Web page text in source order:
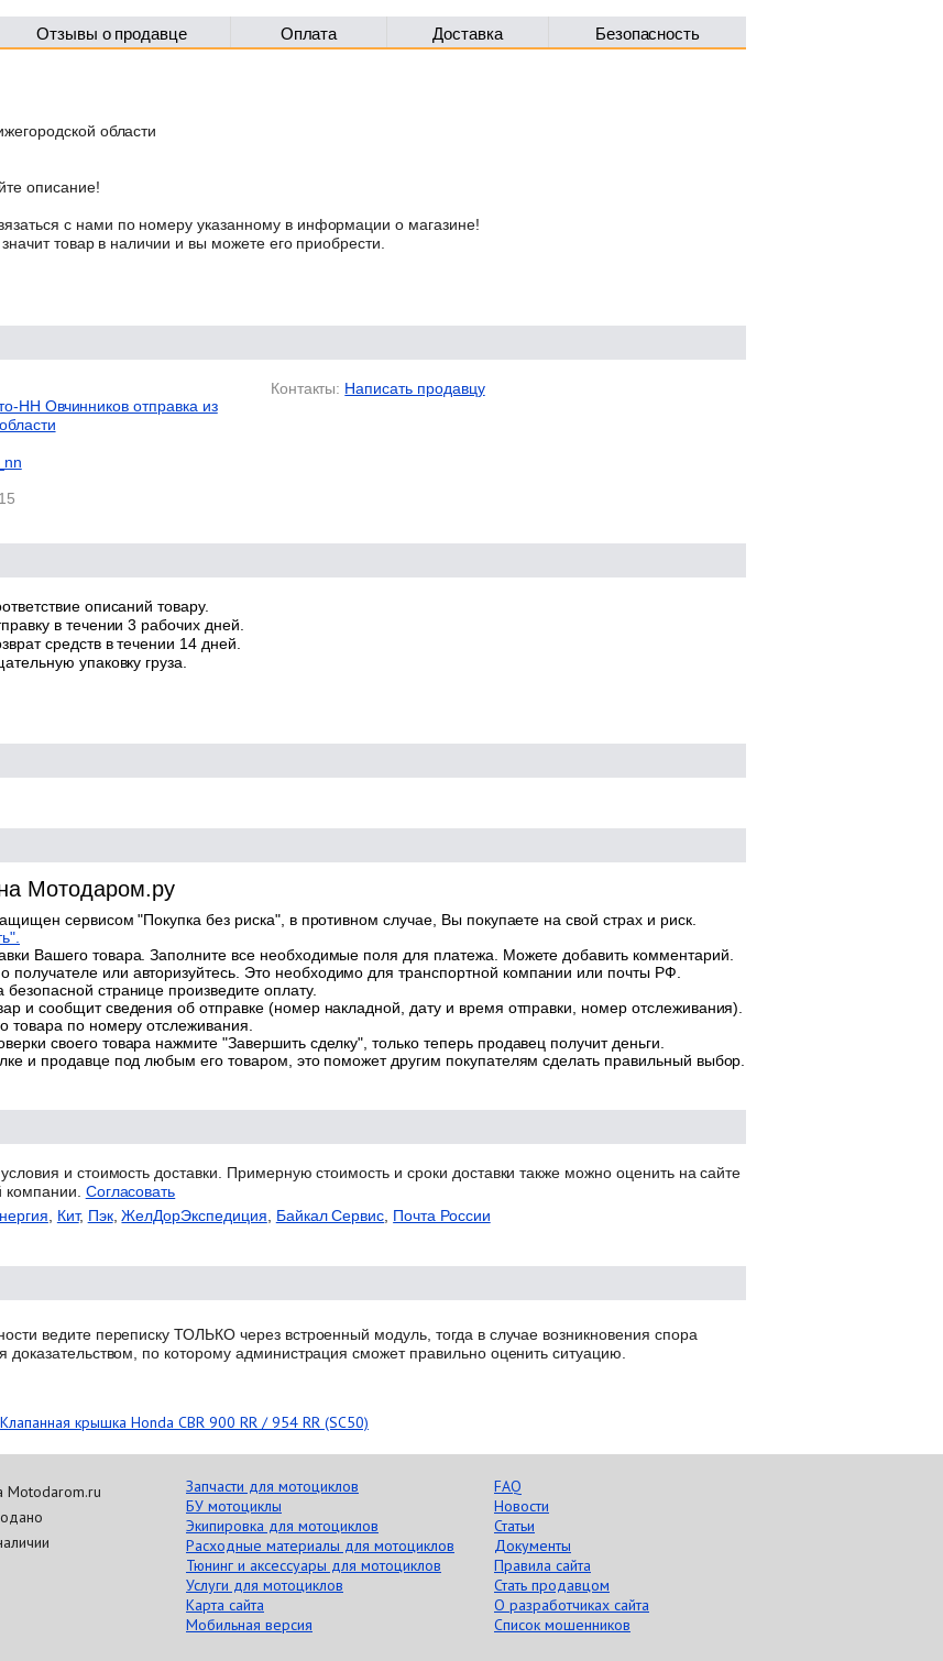
Отзывы о продавце Оплата Доставка Безопасность
области
описание!
с нами по номеру указанному в информации о магазине!
товар в наличии и вы можете его приобрести.
НН Овчинников отправка из
Контакты: Написать продавцу
описаний товару.
в течении 3 рабочих дней.
средств в течении 14 дней.
упаковку груза.
Мотодаром.ру
сервисом "Покупка без риска", в противном случае, Вы покупаете на свой страх и риск.
Вашего товара. Заполните все необходимые поля для платежа. Можете добавить комментарий.
или авторизуйтесь. Это необходимо для транспортной компании или почты РФ.
странице произведите оплату.
и сообщит сведения об отправке (номер накладной, дату и время отправки, номер отслеживания).
товара по номеру отслеживания.
своего товара нажмите "Завершить сделку", только теперь продавец получит деньги.
и продавце под любым его товаром, это поможет другим покупателям сделать правильный выбор.
и стоимость доставки. Примерную стоимость и сроки доставки также можно оценить на сайте
компании. Согласовать
Кит, Пэк,ЖелДорЭкспедиция Байкал Сервис Почта России
ведите переписку ТОЛЬКО через встроенный модуль, тогда в случае возникновения спора
доказательством, по которому администрация сможет правильно оценить ситуацию.
Клапанная крышка Honda CBR 900 RR / 954 RR (SC50)
Motodarom.ru
Запчасти для мотоциклов
БУ мотоциклы
Экипировка для мотоциклов
Расходные материалы для мотоциклов
Тюнинг и аксессуары для мотоциклов
Услуги для мотоциклов
Карта сайта
Мобильная версия
FAQ
Новости
Статьи
Документы
Правила сайта
Стать продавцом
О разработчиках сайта
Список мошенников